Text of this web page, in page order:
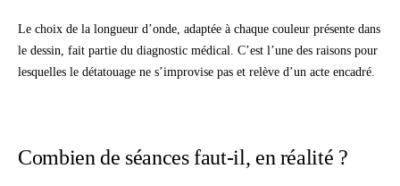
Le choix de la longueur d’onde, adaptée à chaque couleur présente dans
le dessin, fait partie du diagnostic médical. C’est l’une des raisons pour
lesquelles le détatouage ne s’improvise pas et relève d’un acte encadré.
Combien de séances faut-il, en réalité ?